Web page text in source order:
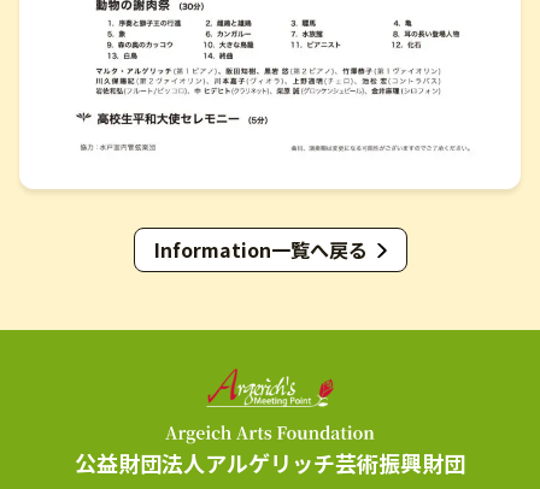
Information一覧へ戻る
公益財団法人アルゲリッチ芸術振興財団